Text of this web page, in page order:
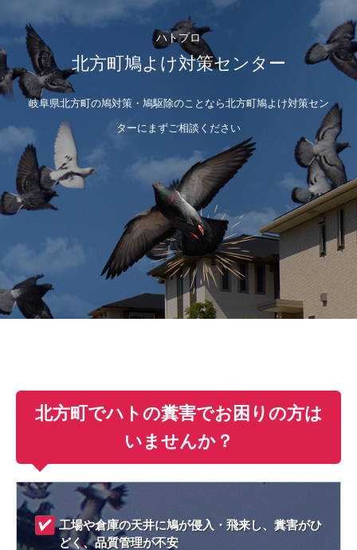
ハトプロ
北方町鳩よけ対策センター
岐阜県北方町の鳩対策・鳩駆除のことなら北方町鳩よけ対策セン
ターにまずご相談ください
北方町でハトの糞害でお困りの方は
いませんか？
工場や倉庫の天井に鳩が侵入・飛来し、糞害がひ
どく、品質管理が不安